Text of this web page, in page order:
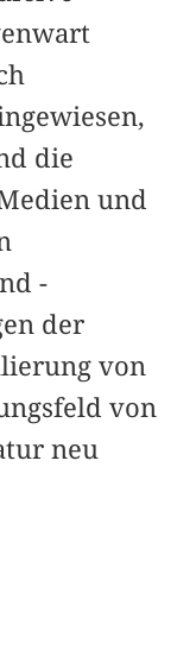
die
und
-
der
von
von
neu